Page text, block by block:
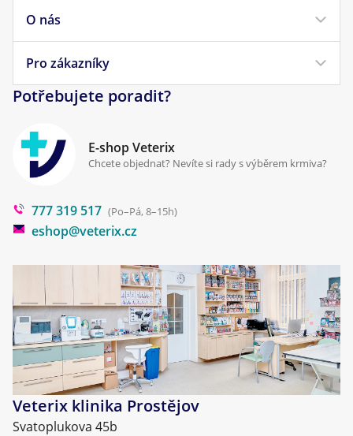
Krmivo pro kočky
Veterinární diety
Pamlsky pro psy
Doprava a platba
Obchodní podmínky
Reklamace a vrácení
Cookies a podmínky používání
O nás
Náš příběh
Pro zákazníky
Klinika Prostějov
Poradna
Blog
Potřebujete poradit?
E-shop Veterix
Chcete objednat? Nevíte si rady s výběrem krmiva?
777 319 517 (Po–Pá, 8–15h)
eshop@veterix.cz
Veterix klinika Prostějov
Svatoplukova 45b